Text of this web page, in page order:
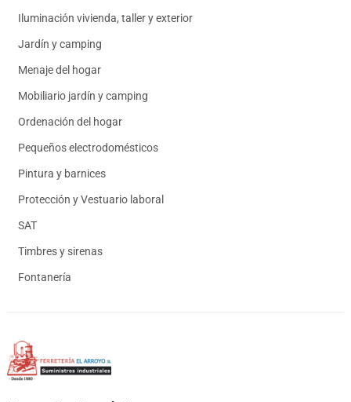
Iluminación vivienda, taller y exterior
Jardín y camping
Menaje del hogar
Mobiliario jardín y camping
Ordenación del hogar
Pequeños electrodomésticos
Pintura y barnices
Protección y Vestuario laboral
SAT
Timbres y sirenas
Fontanería